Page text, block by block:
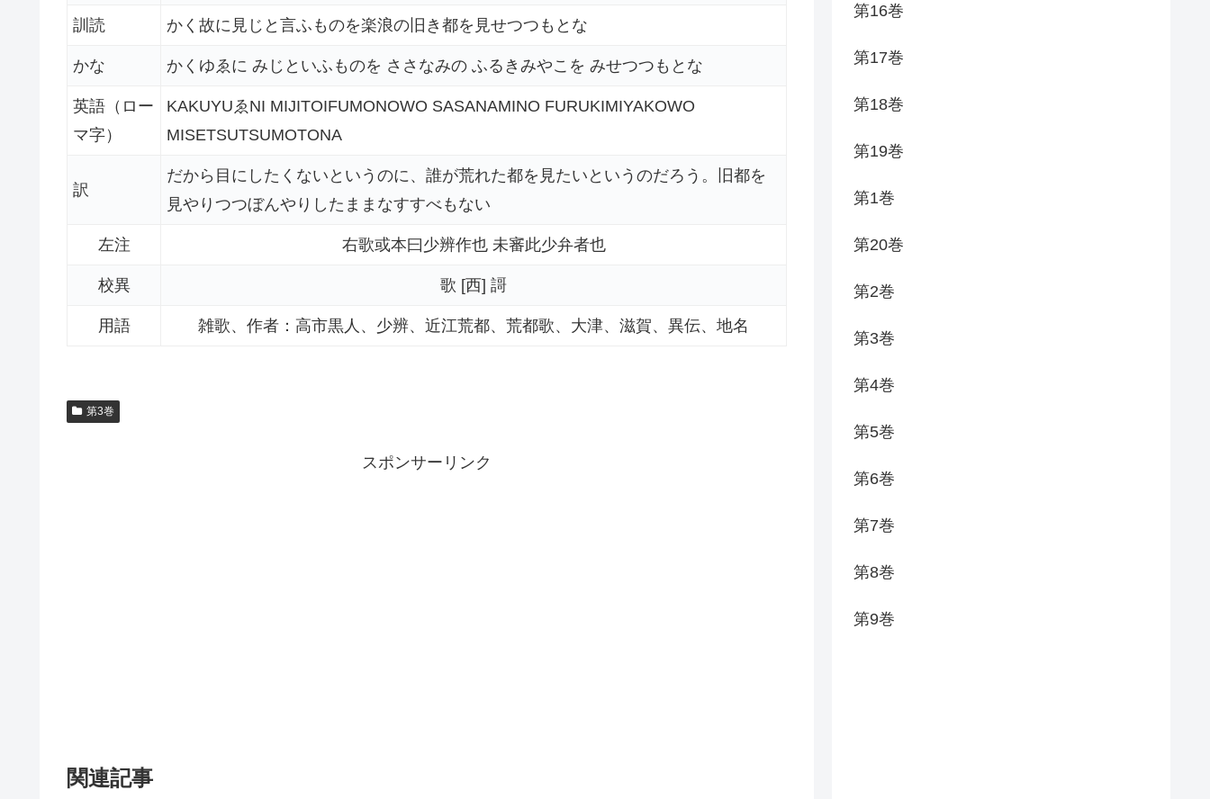
訓読 かく故に見じと言ふものを楽浪の旧き都を見せつつもとな
かな かくゆゑに みじといふものを ささなみの ふるきみやこを みせつつもとな
英語（ロー
マ字）
KAKUYUゑNI MIJITOIFUMONOWO SASANAMINO FURUKIMIYAKOWO
MISETSUTSUMOTONA
訳
だから目にしたくないというのに、誰が荒れた都を見たいというのだろう。旧都を
見やりつつぼんやりしたままなすすべもない
左注 右歌或本曰少辨作也 未審此少弁者也
校異 歌 [西] 謌
用語 雑歌、作者：高市黒人、少辨、近江荒都、荒都歌、大津、滋賀、異伝、地名
第3巻
スポンサーリンク
関連記事
第16巻
第17巻
第18巻
第19巻
第1巻
第20巻
第2巻
第3巻
第4巻
第5巻
第6巻
第7巻
第8巻
第9巻